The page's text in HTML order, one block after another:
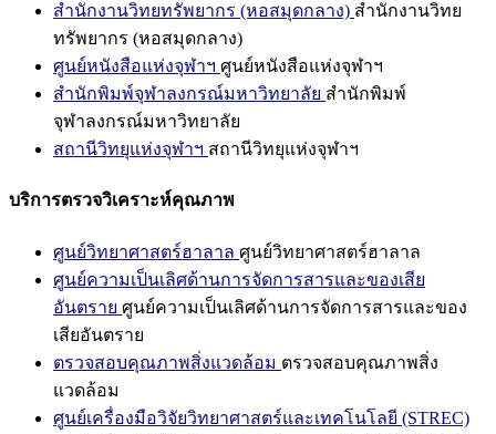
สำนักงานวิทยทรัพยากร (หอสมุดกลาง) สำนักงานวิทย
ทรัพยากร (หอสมุดกลาง)
ศูนย์หนังสือแห่งจุฬาฯ ศูนย์หนังสือแห่งจุฬาฯ
สำนักพิมพ์จุฬาลงกรณ์มหาวิทยาลัย สำนักพิมพ์
จุฬาลงกรณ์มหาวิทยาลัย
สถานีวิทยุแห่งจุฬาฯ สถานีวิทยุแห่งจุฬาฯ
บริการตรวจวิเคราะห์คุณภาพ
ศูนย์วิทยาศาสตร์ฮาลาล ศูนย์วิทยาศาสตร์ฮาลาล
ศูนย์ความเป็นเลิศด้านการจัดการสารและของเสีย
อันตราย ศูนย์ความเป็นเลิศด้านการจัดการสารและของ
เสียอันตราย
ตรวจสอบคุณภาพสิ่งแวดล้อม ตรวจสอบคุณภาพสิ่ง
แวดล้อม
ศูนย์เครื่องมือวิจัยวิทยาศาสตร์และเทคโนโลยี (STREC)